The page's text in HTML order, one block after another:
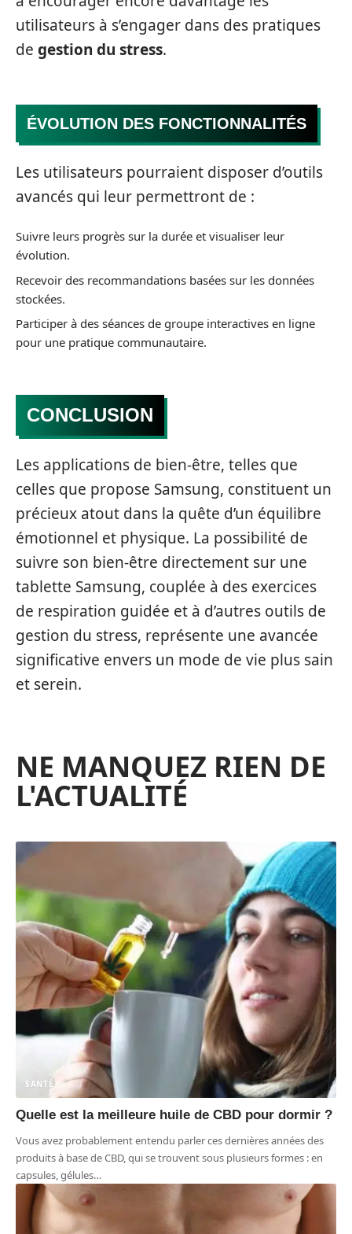
utilisateurs à s’engager dans des pratiques
de gestion du stress.
ÉVOLUTION DES FONCTIONNALITÉS
Les utilisateurs pourraient disposer d’outils
avancés qui leur permettront de :
Suivre leurs progrès sur la durée et visualiser leur
évolution.
Recevoir des recommandations basées sur les données
stockées.
Participer à des séances de groupe interactives en ligne
pour une pratique communautaire.
CONCLUSION
Les applications de bien-être, telles que
celles que propose Samsung, constituent un
précieux atout dans la quête d’un équilibre
émotionnel et physique. La possibilité de
suivre son bien-être directement sur une
tablette Samsung, couplée à des exercices
de respiration guidée et à d’autres outils de
gestion du stress, représente une avancée
significative envers un mode de vie plus sain
et serein.
NE MANQUEZ RIEN DE
L'ACTUALITÉ
SANTÉ
Quelle est la meilleure huile de CBD pour dormir ?
Vous avez probablement entendu parler ces dernières années des
produits à base de CBD, qui se trouvent sous plusieurs formes : en
capsules, gélules…